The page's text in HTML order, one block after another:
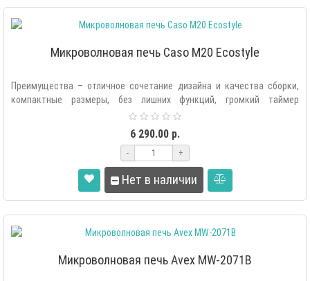
Микроволновая печь Caso M20 Ecostyle
Преимущества – отличное сочетание дизайна и качества сборки,
компактные размеры, без лишних функций, громкий таймер
6 290.00 р.
- +
Нет в наличии
Микроволновая печь Avex MW-2071B